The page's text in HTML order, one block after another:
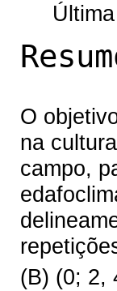
O
na
campo,
(B) (0; 2,